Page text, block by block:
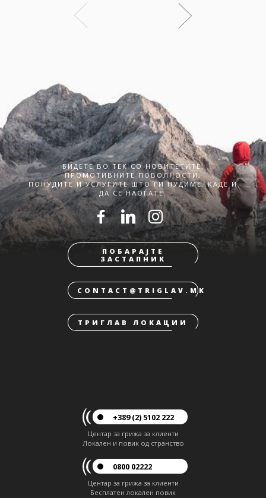
БИДЕТЕ ВО ТЕК СО НОВИТЕТИТЕ,
ПРОМОТИВНИТЕ ПОВОЛНОСТИ,
ПОНУДИТЕ И УСЛУГИТЕ ШТО ГИ НУДИМЕ. КАДЕ И
ДА СЕ НАОЃАТЕ.
ПОБАРАЈТЕ
ЗАСТАПНИК
CONTACT@TRIGLAV.MK
ТРИГЛАВ ЛОКАЦИИ
+389 (2) 5102 222
Центар за грижа за клиенти
Локален и повик од странство
0800 02222
Центар за грижа за клиенти
Бесплатен локален повик